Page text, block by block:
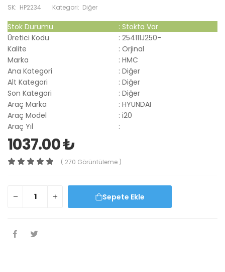
SK: HP2234 Kategori: Diğer
Stok Durumu : Stokta Var
Üretici Kodu
: 254111J250-
Kalite
: Orjinal
Marka
: HMC
Ana Kategori
: Diğer
Alt Kategori
: Diğer
Son Kategori
: Diğer
Araç Marka
: HYUNDAI
Araç Model
: i20
Araç Yıl
:
1037.00 ₺
( 270 Görüntüleme )
Sepete Ekle